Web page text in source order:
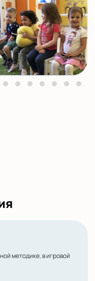
методике, в игровой